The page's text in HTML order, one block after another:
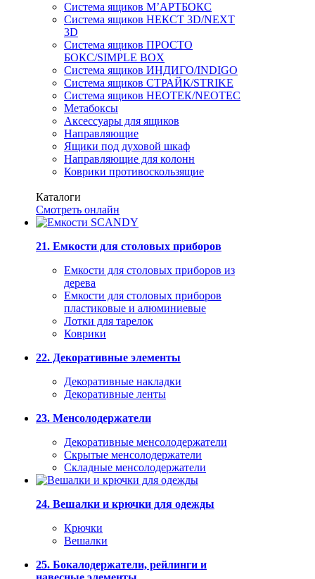
Система ящиков М’АРТБОКС
Система ящиков НЕКСТ 3D/NEXT
3D
Система ящиков ПРОСТО
БОКС/SIMPLE BOX
Система ящиков ИНДИГО/INDIGO
Система ящиков СТРАЙК/STRIKE
Система ящиков НЕОТЕК/NEOTEC
Метабоксы
Аксессуары для ящиков
Направляющие
Ящики под духовой шкаф
Направляющие для колонн
Коврики противоскользящие
Каталоги
Смотреть онлайн
21. Емкости для столовых приборов
Емкости для столовых приборов из
дерева
Емкости для столовых приборов
пластиковые и алюминиевые
Лотки для тарелок
Коврики
22. Декоративные элементы
Декоративные накладки
Декоративные ленты
23. Менсолодержатели
Декоративные менсолодержатели
Скрытые менсолодержатели
Складные менсолодержатели
24. Вешалки и крючки для одежды
Крючки
Вешалки
25. Бокалодержатели, рейлинги и